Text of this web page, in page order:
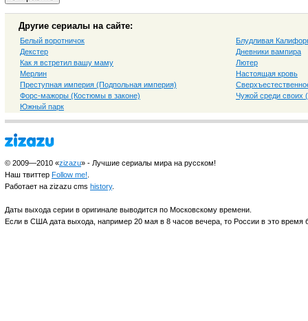
Другие сериалы на сайте:
Белый воротничок
Блудливая
Декстер
Дневники вампира
Как я встретил вашу маму
Лютер
Мерлин
Настоящая кровь
Преступная империя (Подпольная империя)
Форс-мажоры (Костюмы в законе)
Чужой среди своих
Южный парк
© 2009—2010 «zizazu» - Лучшие сериалы мира на русском!
Наш твиттер Follow me!
Работает на zizazu cms history.
Даты выхода серии в оригинале выводится по Московскому времени.
Если в США дата выхода, например 20 мая в 8 часов вечера, то России в это время